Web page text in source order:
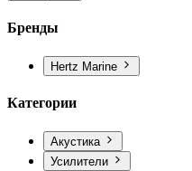
Бренды
Hertz Marine
Категории
Акустика
Усилители